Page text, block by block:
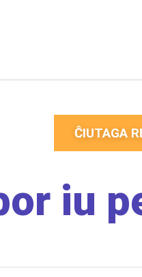
ĈIUTAGA
iu